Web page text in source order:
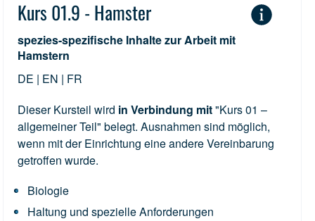
Kurs 01.9 - Hamster
spezies-spezifische Inhalte zur Arbeit mit
Hamstern
DE | EN | FR
Dieser Kursteil wird in Verbindung mit"Kurs 01 –
allgemeiner Teil" belegt. Ausnahmen sind möglich,
wenn mit der Einrichtung eine andere Vereinbarung
getroffen wurde.
Biologie
Haltung und spezielle Anforderungen